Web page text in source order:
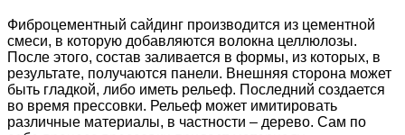
Фиброцементный сайдинг производится из цементной
смеси, в которую добавляются волокна целлюлозы.
После этого, состав заливается в формы, из которых, в
результате, получаются панели. Внешняя сторона может
быть гладкой, либо иметь рельеф. Последний создается
во время прессовки. Рельеф может имитировать
различные материалы, в частности – дерево. Сам по